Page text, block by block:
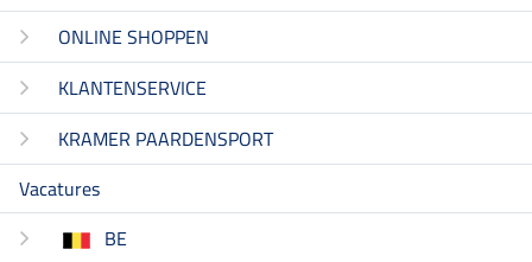
ONLINE SHOPPEN
KLANTENSERVICE
KRAMER PAARDENSPORT
Vacatures
BE